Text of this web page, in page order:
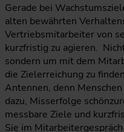
Gerade bei
alten bewährten
Vertriebsmitarbeiter von
kurzfristig zu agieren.
sondern um mit dem
die Zielerreichung zu
Antennen, denn
dazu, Misserfolge
messbare Ziele und
Sie im